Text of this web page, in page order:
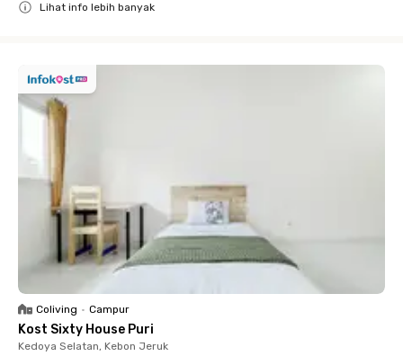
Lihat info lebih banyak
Coliving • Campur
Kost Sixty House Puri
Kedoya Selatan, Kebon Jeruk